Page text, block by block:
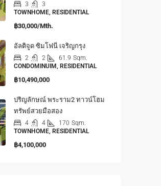
3
3
TOWNHOME, RESIDENTIAL
฿30,000/Mth.
อัลติจูด ซิมโฟนี เจริญกรุง
2 2 61.9 Sqm.
CONDOMINUIM, RESIDENTIAL
฿10,490,000
ปริญลักษณ์ พระราม2 ทาวน์โฮม
ทรัพย์สวยมือสอง
4 4 170 Sqm.
TOWNHOME, RESIDENTIAL
฿4,100,000